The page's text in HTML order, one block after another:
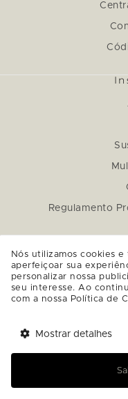
Regulamento
Nós utilizamos cookies
aperfeiçoar sua
personalizar nossa
seu interesse. Ao
com a nossa Política de
Mostrar detalhes